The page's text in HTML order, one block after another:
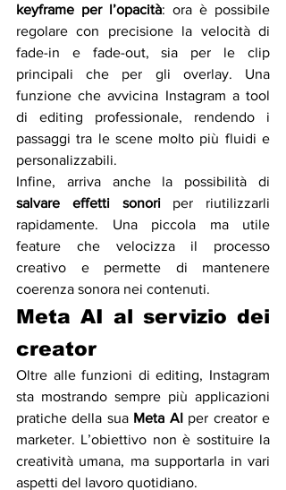
keyframe per l’opacità: ora è possibile
regolare con precisione la velocità di
fade-in e fade-out, sia per le clip
principali che per gli overlay. Una
funzione che avvicina Instagram a tool
di editing professionale, rendendo i
passaggi tra le scene molto più fluidi e
personalizzabili.
salvare effetti sonori per riutilizzarli
rapidamente. Una piccola ma utile
feature che velocizza il processo
creativo e permette di mantenere
coerenza sonora nei contenuti.
Meta AI al servizio dei
creator
Oltre alle funzioni di editing, Instagram
sta mostrando sempre più applicazioni
pratiche della sua Meta AI per creator e
marketer. L’obiettivo non è sostituire la
creatività umana, ma supportarla in vari
aspetti del lavoro quotidiano.